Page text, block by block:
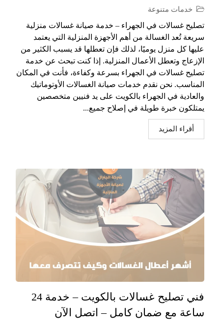
خدمات متنوعة
تصليح غسالات في الجهراء – خدمة صيانة غسالات منزلية
سريعة تُعد الغسالة من أهم الأجهزة المنزلية التي يعتمد
عليها كل منزل يوميًا، لذلك فإن تعطلها قد يسبب الكثير من
الإزعاج وتعطل الأعمال المنزلية. إذا كنت تبحث عن خدمة
تصليح غسالات في الجهراء بسرعة وكفاءة، فأنت في المكان
المناسب. نحن نقدم خدمات صيانة الغسالات الأوتوماتيك
والعادية في الجهراء بالكويت على يد فنيين متخصصين
يمتلكون خبرة طويلة في إصلاح جميع...
أقراء المزيد
فني تصليح غسالات بالكويت – خدمة 24
ساعة مع ضمان كامل – اتصل الآن